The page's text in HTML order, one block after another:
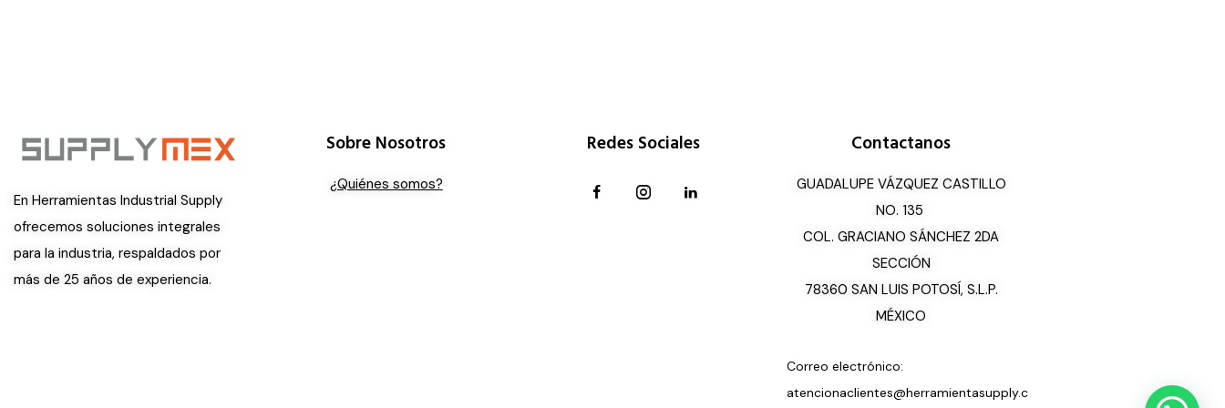
En Herramientas Industrial Supply
ofrecemos soluciones integrales
para la industria, respaldados por
más de 25 años de experiencia.
Sobre Nosotros
¿Quiénes somos?
Redes Sociales Contactanos
GUADALUPE VÁZQUEZ CASTILLO
NO. 135
COL. GRACIANO SÁNCHEZ 2DA
SECCIÓN
78360 SAN LUIS POTOSÍ, S.L.P.
MÉXICO
Correo electrónico:
atencionaclientes@herramientasupply.c